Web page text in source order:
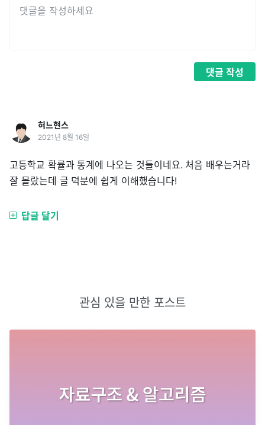
댓글 작성
혀느현스
2021년 8월 16일
고등학교 확률과 통계에 나오는 것들이네요. 처음 배우는거라
잘 몰랐는데 글 덕분에 쉽게 이해했습니다!
답글 달기
관심 있을 만한 포스트